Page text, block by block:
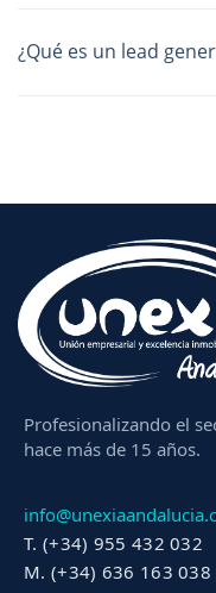
¿Qué es un lead
Profesionalizando el
hace más de 15 años.
T. (+34) 955 432 032
M. (+34) 636 163 038